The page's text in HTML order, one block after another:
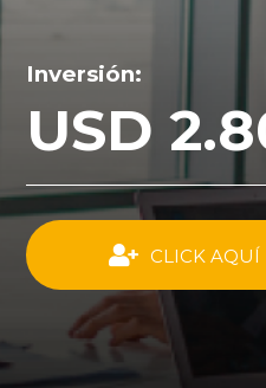
Inversión:
USD
CLICK AQUÍ